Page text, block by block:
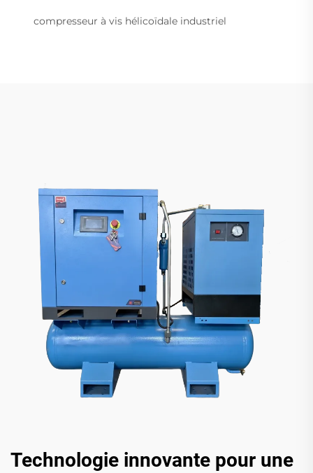
compresseur à vis hélicoïdale industriel
Technologie innovante pour une